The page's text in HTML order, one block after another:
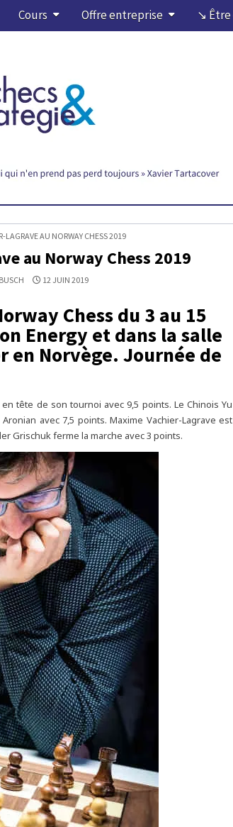
Cours Offre entreprise ↘
LAGRAVE AU NORWAY CHESS 2019
au Norway Chess 2019
12 JUIN 2019
Chess du 3 au 15
Energy et dans la salle
en Norvège. Journée de
tête de son tournoi avec 9,5 points. Le Chinois Yu
avec 7,5 points. Maxime Vachier-Lagrave est
Grischuk ferme la marche avec 3 points.